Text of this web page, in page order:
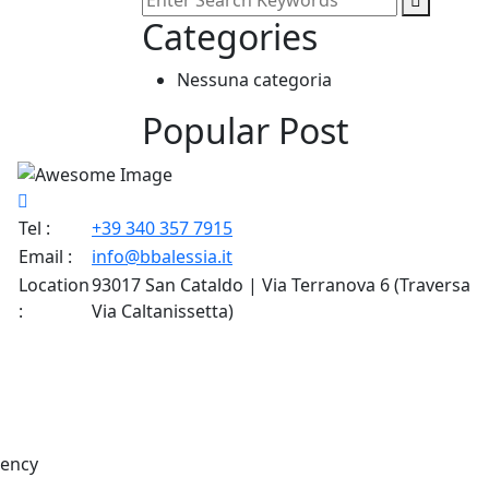
Categories
Nessuna categoria
Popular Post
Tel :
+39 340 357 7915
Email :
info@bbalessia.it
Location
:
93017 San Cataldo | Via Terranova 6 (Traversa
Via Caltanissetta)